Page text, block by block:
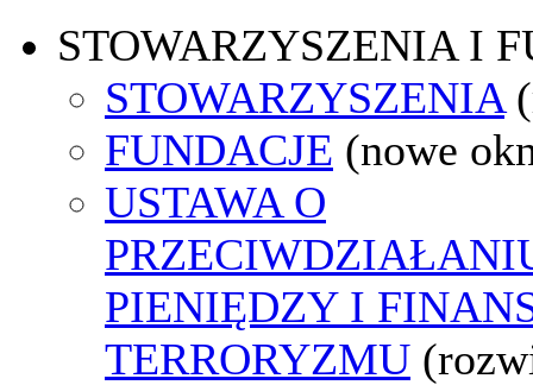
STOWARZYSZENIA I
STOWARZYSZENIA
FUNDACJE (nowe
USTAWA O
PIENIĘDZY I
TERRORYZMU